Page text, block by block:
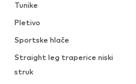
Tunike
Pletivo
Sportske hlače
Straight leg traperice niski
struk